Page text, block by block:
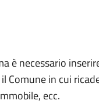
è necessario
Comune in cui
ecc.